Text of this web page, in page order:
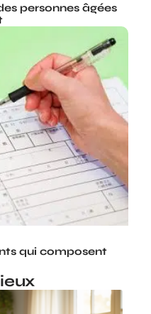
personnes âgées
qui composent